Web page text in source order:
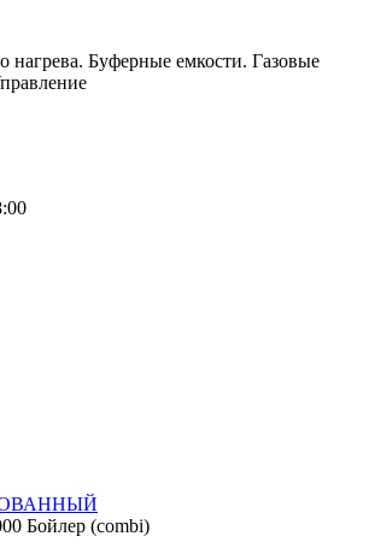
нагрева. Буферные емкости. Газовые
Бойлер (combi)